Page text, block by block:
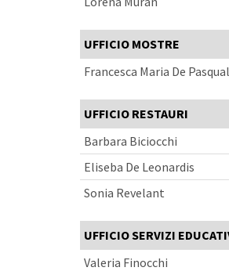
UFFICIO MOSTRE
Francesca Maria De
UFFICIO RESTAURI
Barbara Biciocchi
Eliseba De Leonardis
Sonia Revelant
UFFICIO SERVIZI
Valeria Finocchi